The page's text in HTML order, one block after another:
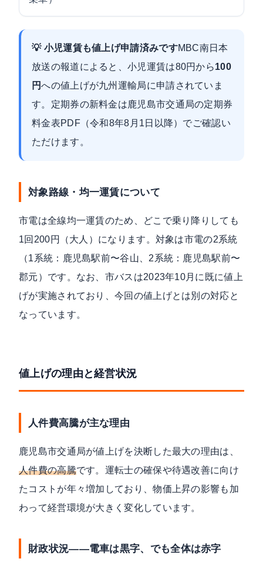
💡 小児運賃も値上げ申請済みですMBC南日本
放送の報道によると、小児運賃は80円から100
円への値上げが九州運輸局に申請されていま
す。定期券の新料金は鹿児島市交通局の定期券
料金表PDF（令和8年8月1日以降） でご確認い
ただけます。
対象路線・均一運賃について
市電は全線均一運賃のため、どこで乗り降りしても
1回200円（大人）になります。対象は市電の2系統
（1系統：鹿児島駅前〜谷山、2系統：鹿児島駅前〜
郡元）です。なお、市バスは2023年10月に既に値上
げが実施されており、今回の値上げとは別の対応と
なっています。
値上げの理由と経営状況
人件費高騰が主な理由
鹿児島市交通局が値上げを決断した最大の理由は、
人件費の高騰です。運転士の確保や待遇改善に向け
たコストが年々増加しており、物価上昇の影響も加
わって経営環境が大きく変化しています。
財政状況——電車は黒字、でも全体は赤字